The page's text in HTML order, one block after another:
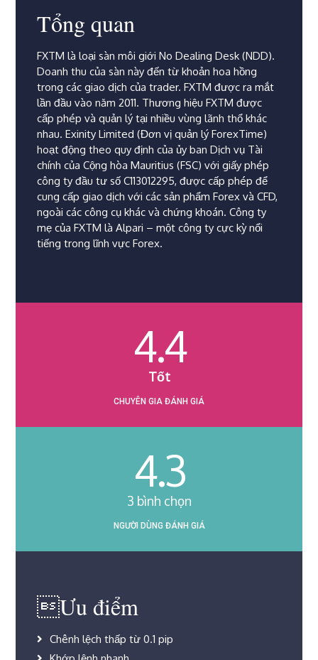
Tổng quan
FXTM là loại sàn môi giới No Dealing Desk (NDD).
Doanh thu của sàn này đến từ khoản hoa hồng
trong các giao dịch của trader. FXTM được ra mắt
lần đầu vào năm 2011. Thương hiệu FXTM được
cấp phép và quản lý tại nhiều vùng lãnh thổ khác
nhau. Exinity Limited (Đơn vị quản lý ForexTime)
hoạt động theo quy định của ủy ban Dịch vụ Tài
chính của Cộng hòa Mauritius (FSC) với giấy phép
công ty đầu tư số C113012295, được cấp phép để
cung cấp giao dịch với các sản phẩm Forex và CFD,
ngoài các công cụ khác và chứng khoán. Công ty
mẹ của FXTM là Alpari – một công ty cực kỳ nổi
tiếng trong lĩnh vực Forex.
4.4
Tốt
CHUYÊN GIA ĐÁNH GIÁ
4.3
3 bình chọn
NGƯỜI DÙNG ĐÁNH GIÁ
Ưu điểm
Chênh lệch thấp từ 0.1 pip